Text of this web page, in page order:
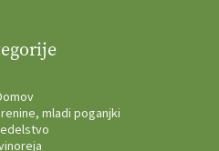
mladi poganjki